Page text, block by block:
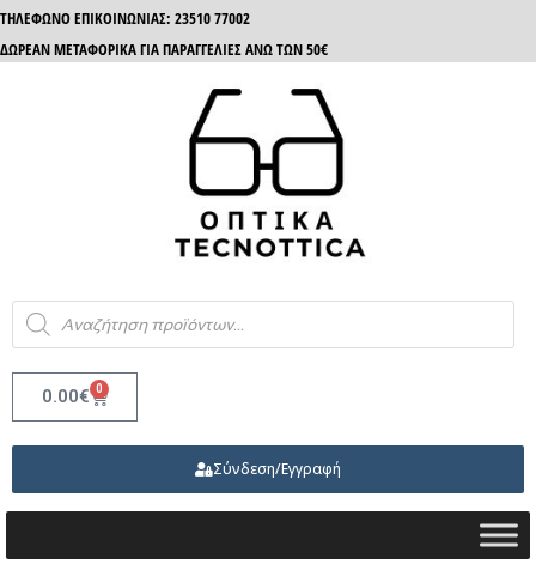
ΤΗΛΈΦΩΝΟ ΕΠΙΚΟΙΝΩΝΊΑΣ: 23510 77002
ΔΩΡΕΑΝ ΜΕΤΑΦΟΡΙΚΑ ΓΙΑ ΠΑΡΑΓΓΕΛΙΕΣ ΑΝΩ ΤΩΝ 50€
0.00€ 0
Σύνδεση/Εγγραφή